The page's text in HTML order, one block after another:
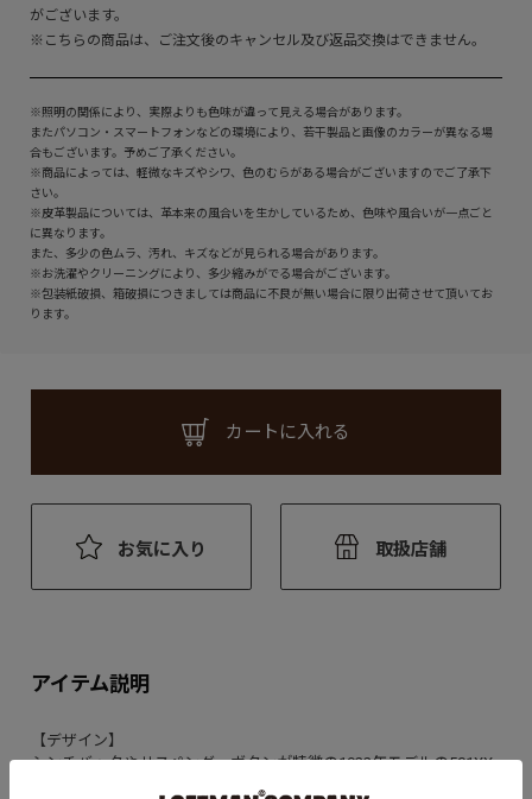
がございます。
※こちらの商品は、ご注文後のキャンセル及び返品交換はできません。
※照明の関係により、実際よりも色味が違って見える場合があります。
またパソコン・スマートフォンなどの環境により、若干製品と画像のカラーが異なる場
合もございます。予めご了承ください。
※商品によっては、軽微なキズやシワ、色のむらがある場合がございますのでご了承下
さい。
※皮革製品については、革本来の風合いを生かしているため、色味や風合いが一点ごと
に異なります。
また、多少の色ムラ、汚れ、キズなどが見られる場合があります。
※お洗濯やクリーニングにより、多少縮みがでる場合がございます。
※包装紙破損、箱破損につきましては商品に不良が無い場合に限り出荷させて頂いてお
ります。
カートに入れる
お気に入り 取扱店舗
アイテム説明
【デザイン】
シンチバックやサスペンダーボタンが特徴の1922年モデルの501XX